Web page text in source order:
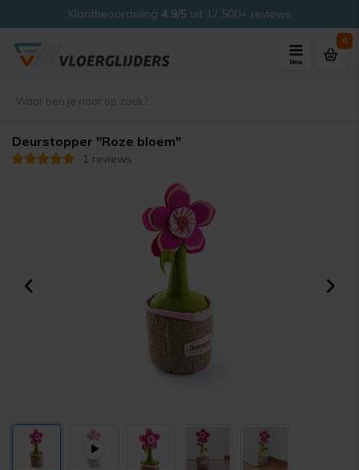
Klantbeoordeling 4.9/5 uit 17.500+ reviews
Menu
0
Deurstopper "Roze bloem"
1 reviews